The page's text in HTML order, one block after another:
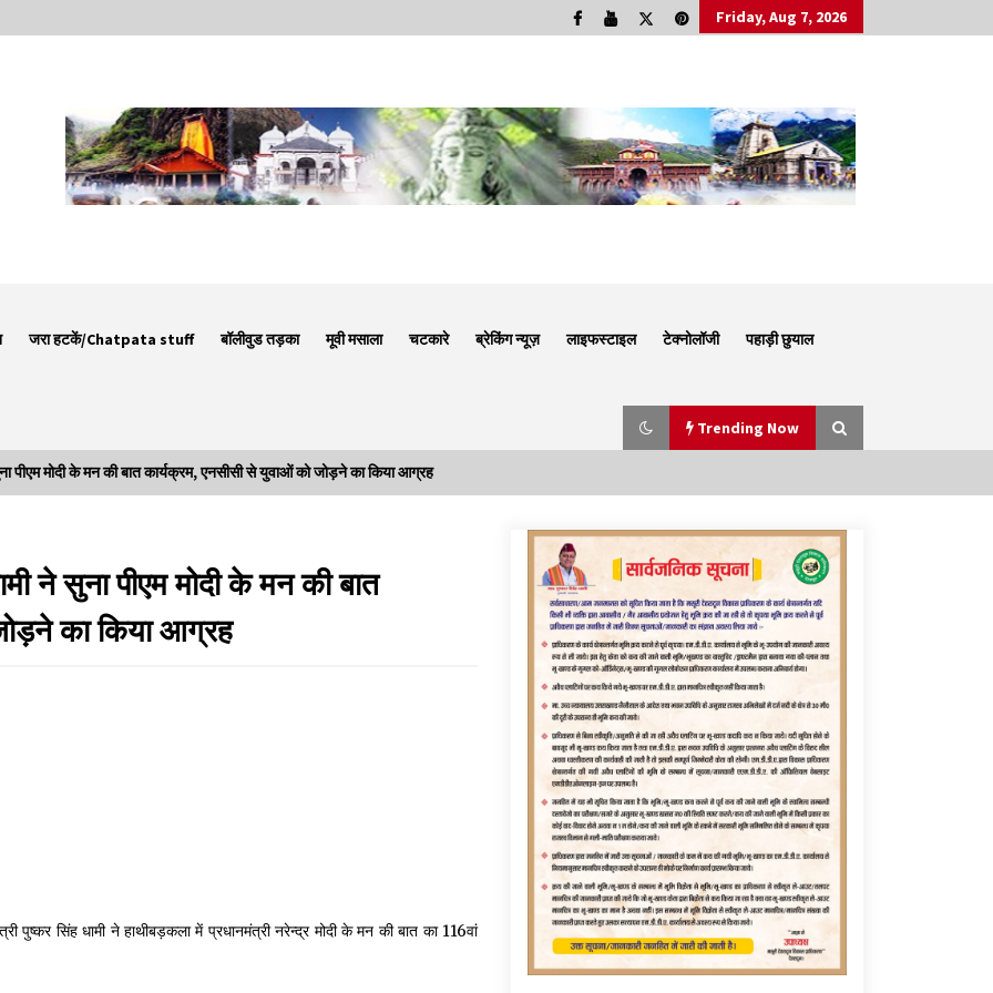
Friday, Aug 7, 2026
जरा हटकें/Chatpata stuff बॉलीवुड तड़का मूवी मसाला चटकारे ब्रेकिंग न्यूज़ लाइफस्टाइल टेक्नोलॉजी पहाड़ी छुयाल
Trending Now
September 7, 2023
Thought Of The Day 6 September
September 6, 2023
Thought Of The Day 16 May
May 16, 2022
Thought Of The Day 12 May
May 12, 2022
Thought Of The Day 9 May
May 9, 2022
मोदी के मन की बात कार्यक्रम, एनसीसी से युवाओं को जोड़ने का किया आग्रह
सुना पीएम मोदी के मन की बात
का किया आग्रह
पुष्कर सिंह धामी ने हाथीबड़कला में प्रधानमंत्री नरेन्द्र मोदी के मन की बात का 116वां